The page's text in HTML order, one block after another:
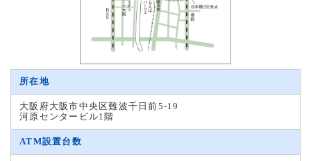
所在地
大阪府大阪市中央区難波千日前5-19
河原センタービル1階
ATM設置台数